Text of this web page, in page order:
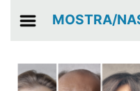
MOSTRA/